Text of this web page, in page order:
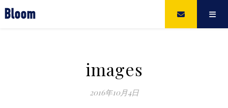
Bloom
images
2016年10月4日